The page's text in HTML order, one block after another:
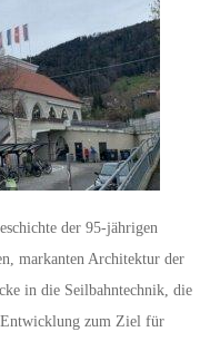
der 95-jährigen
markanten Architektur der
in die Seilbahntechnik, die
Entwicklung zum Ziel für